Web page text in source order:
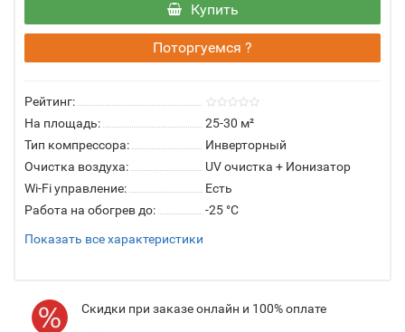
Купить
Поторгуемся ?
Рейтинг:
На площадь:
25-30 м²
Тип компрессора:
Инверторный
Очистка воздуха:
UV очистка + Ионизатор
Wi-Fi управление:
Есть
Работа на обогрев до:
-25 °C
Показать все характеристики
Cкидки при заказе онлайн и 100% оплате